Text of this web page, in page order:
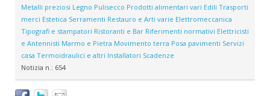
Metalli preziosi Legno Pulisecco Prodotti alimentari vari Edili Trasporti
merci Estetica Serramenti Restauro e Arti varie Elettromeccanica
Tipografi e stampatori Ristoranti e Bar Riferimenti normativi Elettricisti
e Antennisti Marmo e Pietra Movimento terra Posa pavimenti Servizi
casa Termoidraulici e altri Installatori Scadenze
Notizia n.: 654